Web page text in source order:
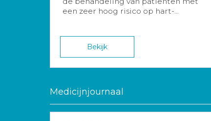
een zeer hoog risico op hart-...
Bekijk
Medicijnjournaal